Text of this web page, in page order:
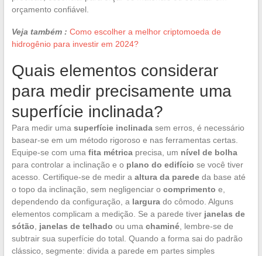
orçamento confiável.
Veja também : Como escolher a melhor criptomoeda de
hidrogênio para investir em 2024?
Quais elementos considerar
para medir precisamente uma
superfície inclinada?
Para medir uma superfície inclinadasem erros, é necessário
basear-se em um método rigoroso e nas ferramentas certas.
Equipe-se com uma fita métricaprecisa, um nível de bolha
para controlar a inclinação e o plano do edifício se você tiver
acesso. Certifique-se de medir a altura da parededa base até
o topo da inclinação, sem negligenciar o comprimento e,
dependendo da configuração, a largurado cômodo. Alguns
elementos complicam a medição. Se a parede tiver janelas de
sótão
janelas de telhado ou uma chaminé, lembre-se de
subtrair sua superfície do total. Quando a forma sai do padrão
clássico, segmente: divida a parede em partes simples